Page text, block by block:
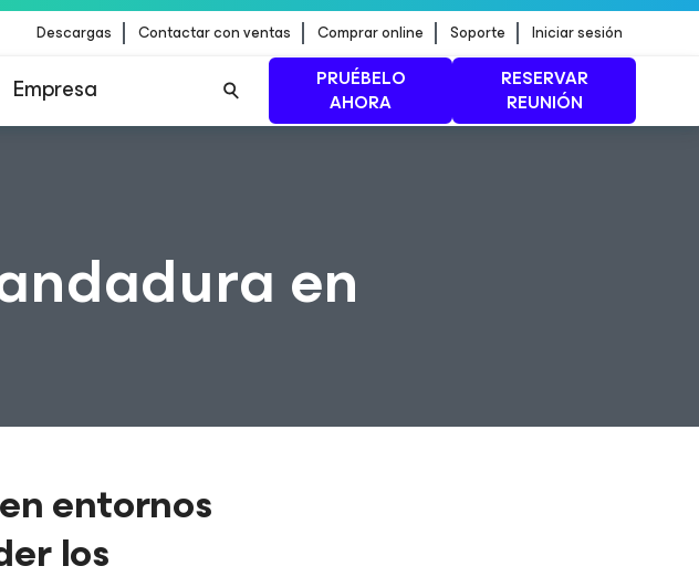
Descargas Contactar con ventas Comprar online Soporte Iniciar sesión
Empresa
PRUÉBELO
AHORA
RESERVAR
REUNIÓN
en
entornos
los